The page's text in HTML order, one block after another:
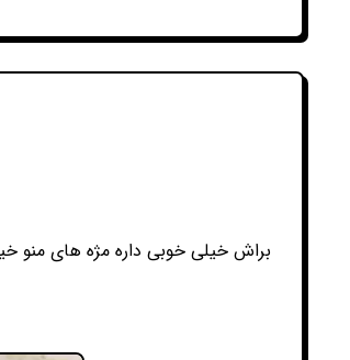
براش خیلی خوبی داره مژه های منو